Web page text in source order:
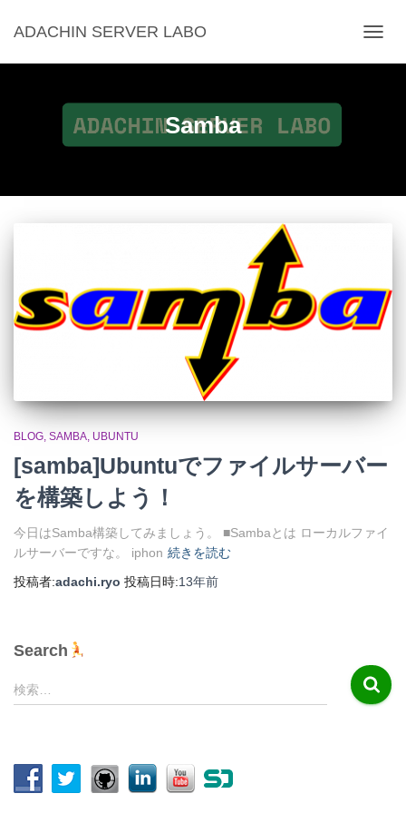
ADACHIN SERVER LABO
ビ
Samba
BLOG SAMBA UBUNTU
[samba]Ubuntuでファイルサーバー
を構築しよう！
今日はSamba構築してみましょう。 ■Sambaとは ローカルファイ
ルサーバーですな。 iphon 続きを読む
投稿者:adachi.ryo 投稿日時:13年前
Search
検
索
検索…